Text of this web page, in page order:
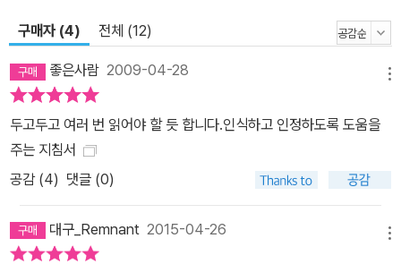
구매자 (4) 전체 (12)
좋은사람 2009-04-28
두고두고 여러 번 읽어야 할 듯 합니다.인식하고 인정하도록 도움을
주는 지침서
공감 (4) 댓글 (0)
대구_Remnant 2015-04-26